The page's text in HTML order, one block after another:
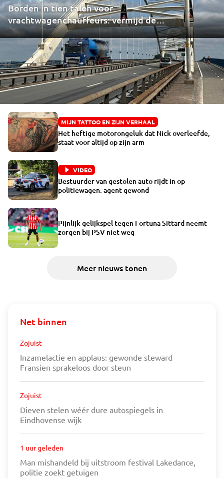
Borden in tien talen voor
vrachtwagenchauffeurs: vermijd de
Merwedebrug
MIJN TATTOO EN ZIJN VERHAAL
Het heftige motorongeluk dat Nick overleefde,
staat voor altijd op zijn arm
VIDEO
Bestuurder van gestolen auto rijdt in op
politiewagen: agent gewond
Pijnlijk gelijkspel tegen Fortuna Sittard neemt
zorgen bij PSV niet weg
Meer nieuws tonen
Net binnen
Zojuist
Inzamelactie en applaus: gewonde steward
Fransien sprakeloos door steun
Zojuist
Dieven stelen wéér dure autospiegels in
Eindhovense wijk
1 uur geleden
Man mishandeld bij uitstroom festival Lakedance,
politie zoekt getuigen